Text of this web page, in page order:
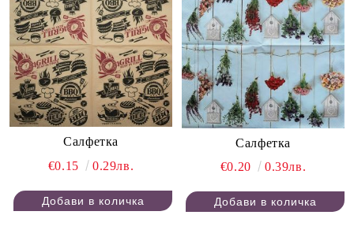
Салфетка
€0.15
0.29лв.
Салфетка
€0.20
0.39лв.